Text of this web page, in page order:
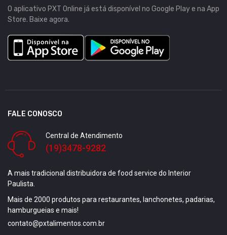
O aplicativo PXT Online já está disponível no Google Play e na App
Store. Baixe agora.
FALE CONOSCO
Central de Atendimento
(19)3478-9282
A mais tradicional distribuidora de food service do Interior
Paulista.
Mais de 2000 produtos para restaurantes, lanchonetes, padarias,
hamburgueias e mais!
contato@pxtalimentos.com.br